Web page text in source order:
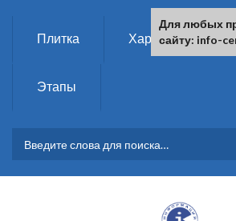
Перейти к основному содержанию
Плитка Характеристики
Этапы
ФОРМА ПОИСКА
Для любых
сайту: info-